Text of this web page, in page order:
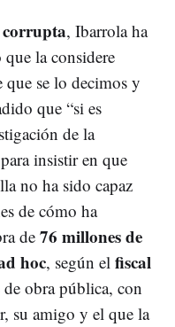
corrupta, Ibarrola ha
la considere
que se lo decimos y
que “si es
de la
insistir en que
no ha sido capaz
de cómo ha
de 76 millones de
hoc, según el fiscal
de obra pública, con
su amigo y el que la